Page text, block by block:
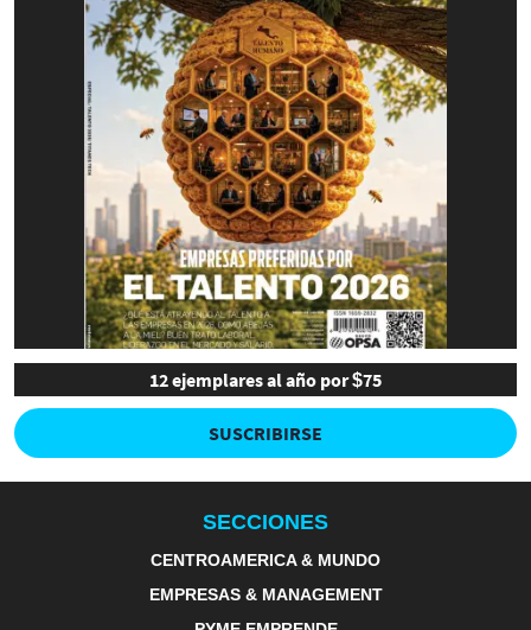
12 ejemplares al año por $75
SUSCRIBIRSE
SECCIONES
CENTROAMERICA & MUNDO
EMPRESAS & MANAGEMENT